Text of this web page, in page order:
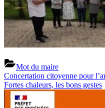
Mot du maire
Navigation
de
l’article
Previous
Post:
Concertation citoyenne pour
Next
Post:
Fortes chaleurs, les bons gestes